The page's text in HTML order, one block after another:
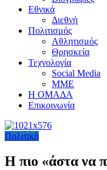
Εθνικά
Διεθνή
Πολιτισμός
Αθλητισμός
Θρησκεία
Τεχνολογία
Social Media
ΜΜΕ
Η ΟΜΑΔΑ
Επικοινωνία
Πολιτική
Η πιο «άστα να